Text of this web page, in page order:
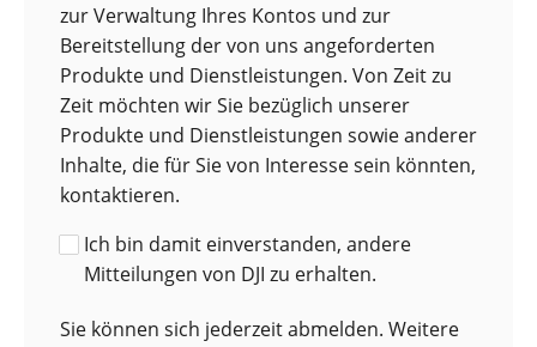
zur Verwaltung Ihres Kontos und zur
Bereitstellung der von uns angeforderten
Produkte und Dienstleistungen. Von Zeit zu
Zeit möchten wir Sie bezüglich unserer
Produkte und Dienstleistungen sowie anderer
Inhalte, die für Sie von Interesse sein könnten,
kontaktieren.
Ich bin damit einverstanden, andere
Mitteilungen von DJI zu erhalten.
Sie können sich jederzeit abmelden. Weitere